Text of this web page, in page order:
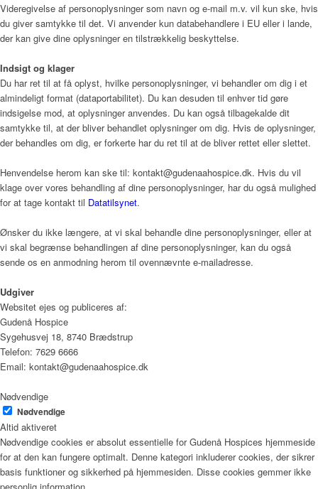
Videregivelse af personoplysninger som navn og e-mail m.v. vil kun ske, hvis
du giver samtykke til det. Vi anvender kun databehandlere i EU eller i lande,
der kan give dine oplysninger en tilstrækkelig beskyttelse.
Indsigt og klager
Du har ret til at få oplyst, hvilke personoplysninger, vi behandler om dig i et
almindeligt format (dataportabilitet). Du kan desuden til enhver tid gøre
indsigelse mod, at oplysninger anvendes. Du kan også tilbagekalde dit
samtykke til, at der bliver behandlet oplysninger om dig. Hvis de oplysninger,
der behandles om dig, er forkerte har du ret til at de bliver rettet eller slettet.
Henvendelse herom kan ske til: kontakt@gudenaahospice.dk. Hvis du vil
klage over vores behandling af dine personoplysninger, har du også mulighed
for at tage kontakt til Datatilsynet.
Ønsker du ikke længere, at vi skal behandle dine personoplysninger, eller at
vi skal begrænse behandlingen af dine personoplysninger, kan du også
sende os en anmodning herom til ovennævnte e-mailadresse.
Udgiver
Websitet ejes og publiceres af:
Gudenå Hospice
Sygehusvej 18, 8740 Brædstrup
Telefon: 7629 6666
Email: kontakt@gudenaahospice.dk
Nødvendige
Nødvendige
Altid aktiveret
Nødvendige cookies er absolut essentielle for Gudenå Hospices hjemmeside
for at den kan fungere optimalt. Denne kategori inkluderer cookies, der sikrer
basis funktioner og sikkerhed på hjemmesiden. Disse cookies gemmer ikke
personlig information.